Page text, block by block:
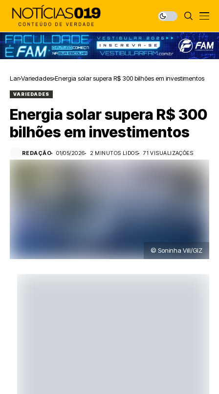
Lar Variedades Energia solar supera R$ 300 bilhões em investimentos
VARIEDADES
Energia solar supera R$ 300
bilhões em investimentos
REDAÇÃO 01/05/2026 2 MINUTOS LIDOS 71 VISUALIZAÇÕES
© Soninha Vill/GIZ